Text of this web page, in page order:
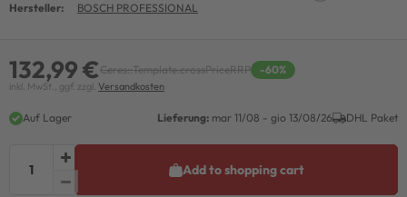
Hersteller:
BOSCH PROFESSIONAL
132,99 €Ceres::Template.crossPriceRRP -60%
inkl. MwSt., ggf. zzgl. Versandkosten
Auf Lager Lieferung: mar 11/08 - gio 13/08/26 DHL Paket
Add to shopping cart